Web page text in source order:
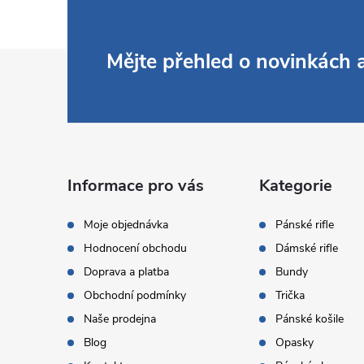
Mějte přehled o novinkách
Informace pro vás
Moje objednávka
Hodnocení obchodu
Doprava a platba
Obchodní podmínky
Naše prodejna
Blog
Kategorie
Pánské rifle
Dámské rifle
Bundy
Trička
Pánské košile
Opasky